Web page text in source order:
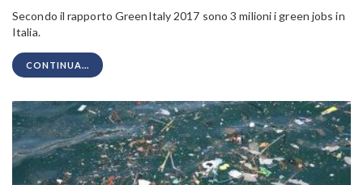
Secondo il rapporto GreenItaly 2017 sono 3 milioni i green jobs in
Italia.
CONTINUA...